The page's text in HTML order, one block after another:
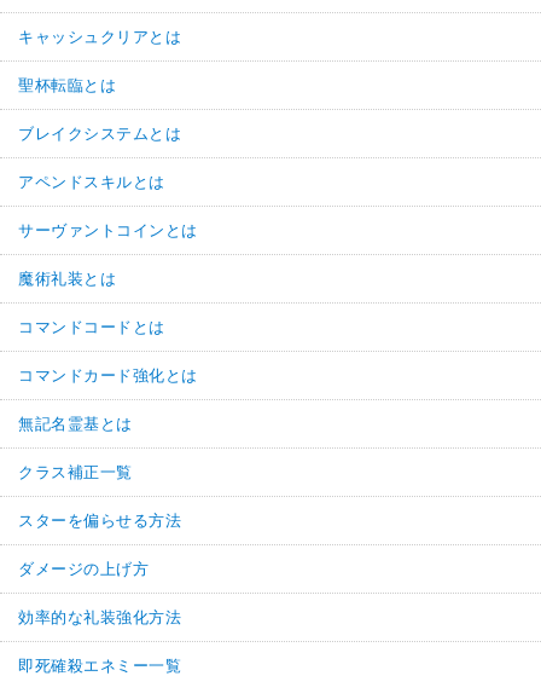
キャッシュクリアとは
聖杯転臨とは
ブレイクシステムとは
アペンドスキルとは
サーヴァントコインとは
魔術礼装とは
コマンドコードとは
コマンドカード強化とは
無記名霊基とは
クラス補正一覧
スターを偏らせる方法
ダメージの上げ方
効率的な礼装強化方法
即死確殺エネミー一覧